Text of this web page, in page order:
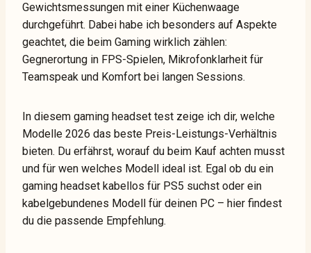
Gewichtsmessungen mit einer Küchenwaage
durchgeführt. Dabei habe ich besonders auf Aspekte
geachtet, die beim Gaming wirklich zählen:
Gegnerortung in FPS-Spielen, Mikrofonklarheit für
Teamspeak und Komfort bei langen Sessions.
In diesem gaming headset test zeige ich dir, welche
Modelle 2026 das beste Preis-Leistungs-Verhältnis
bieten. Du erfährst, worauf du beim Kauf achten musst
und für wen welches Modell ideal ist. Egal ob du ein
gaming headset kabellos für PS5 suchst oder ein
kabelgebundenes Modell für deinen PC – hier findest
du die passende Empfehlung.